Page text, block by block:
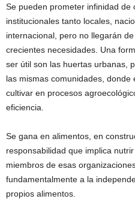
Se pueden prometer infinidad de
institucionales tanto locales,
internacional, pero no llegarán
crecientes necesidades. Una
ser útil son las huertas urbanas,
las mismas comunidades,
cultivar en procesos
eficiencia.
Se gana en alimentos, en
responsabilidad que implica
miembros de esas
fundamentalmente a la
propios alimentos.